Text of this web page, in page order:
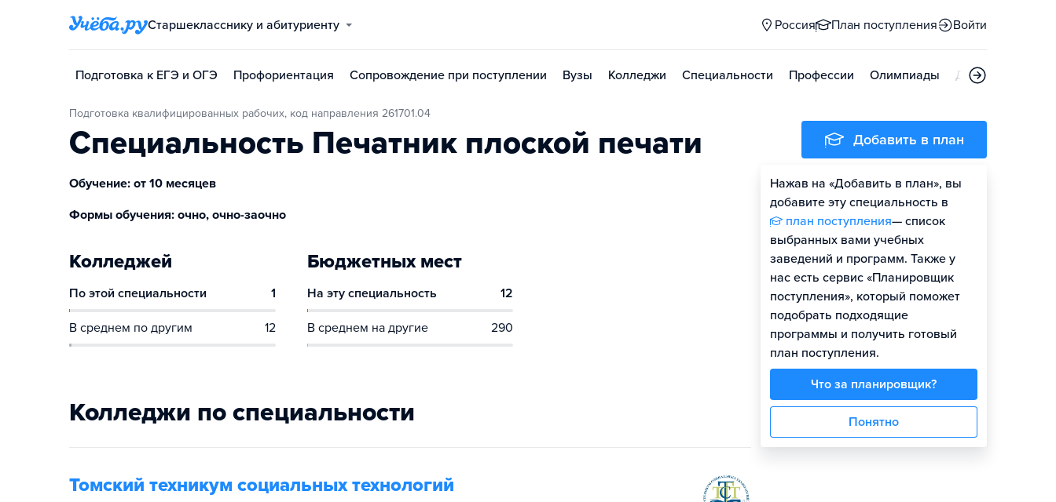
Старшекласснику и абитуриенту Россия План поступления Войти
Подготовка к ЕГЭ и ОГЭ Профориентация Сопровождение при поступлении Вузы Колледжи Специальности Профессии Олимпиады Дни открытых
Подготовка квалифицированных рабочих, код направления 261701.04
Специальность Печатник плоской печати
Обучение: от 10 месяцев
Формы обучения: очно, очно-заочно
Колледжей
По этой специальности 1
В среднем по другим 12
Бюджетных мест
На эту специальность 12
В среднем на другие 290
Колледжи по специальности
Томский техникум социальных технологий
Добавить в план
Нажав на «Добавить в план», вы
добавите эту специальность в
план поступления— список
выбранных вами учебных
заведений и программ. Также у
нас есть сервис «Планировщик
поступления», который поможет
подобрать подходящие
программы и получить готовый
план поступления.
Что за планировщик?
Понятно